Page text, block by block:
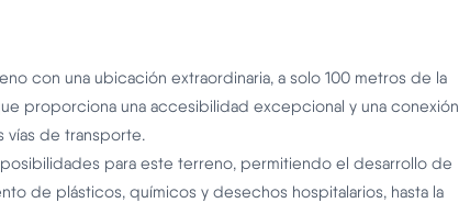
con una ubicación extraordinaria, a solo 100 metros de la
proporciona una accesibilidad excepcional y una conexión
vías de transporte.
para este terreno, permitiendo el desarrollo de
de plásticos, químicos y desechos hospitalarios, hasta la